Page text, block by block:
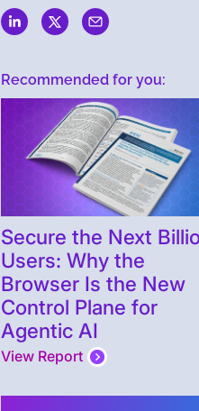
Recommended for you:
Secure the Next
Users: Why the
Browser Is the New
Control Plane for
Agentic AI
View Report